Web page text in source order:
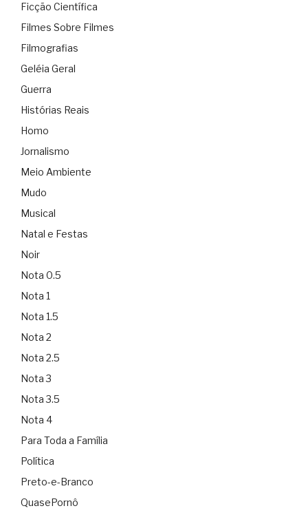
Ficção Científica
Filmes Sobre Filmes
Filmografias
Geléia Geral
Guerra
Histórias Reais
Homo
Jornalismo
Meio Ambiente
Mudo
Musical
Natal e Festas
Noir
Nota 0.5
Nota 1
Nota 1.5
Nota 2
Nota 2.5
Nota 3
Nota 3.5
Nota 4
Para Toda a Família
Política
Preto-e-Branco
QuasePornô